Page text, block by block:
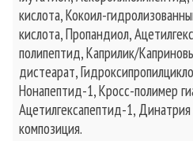
кислота, Кокоил-
кислота, Пропандиол,
полипептид, Каприлик/
дистеарат,
Нонапептид-1, Кросс-полимер
Ацетилгексапептид-1,
композиция.